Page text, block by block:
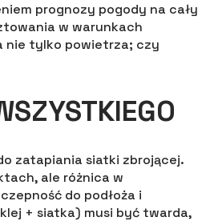
prognozy pogody na cały
w warunkach
nie tylko powietrza; czy
zatapiania siatki zbrojącej.
ale różnica w
do podłoża i
+ siatka) musi być twarda,